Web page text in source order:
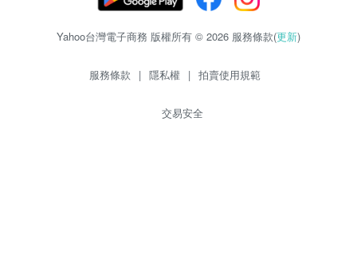
Yahoo台灣電子商務 版權所有 © 2026 服務條款(更新)
服務條款 | 隱私權 | 拍賣使用規範
交易安全